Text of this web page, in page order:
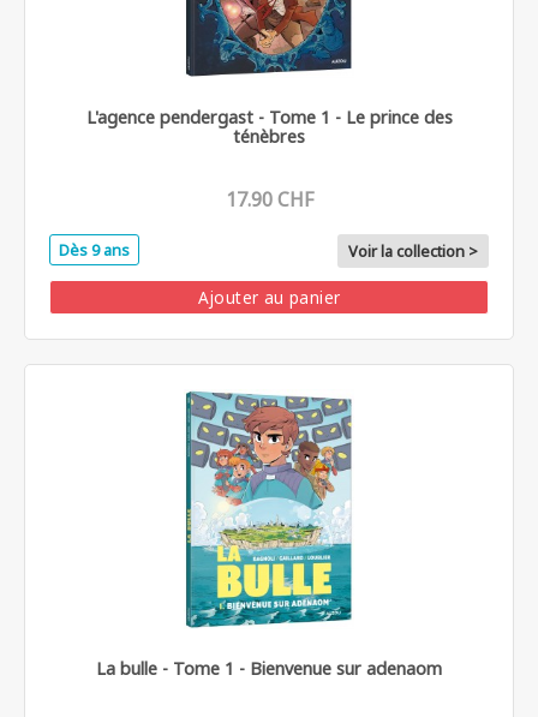
L'agence pendergast - Tome 1 - Le prince des
ténèbres
17.90 CHF
Dès 9 ans Voir la collection >
Ajouter au panier
La bulle - Tome 1 - Bienvenue sur adenaom